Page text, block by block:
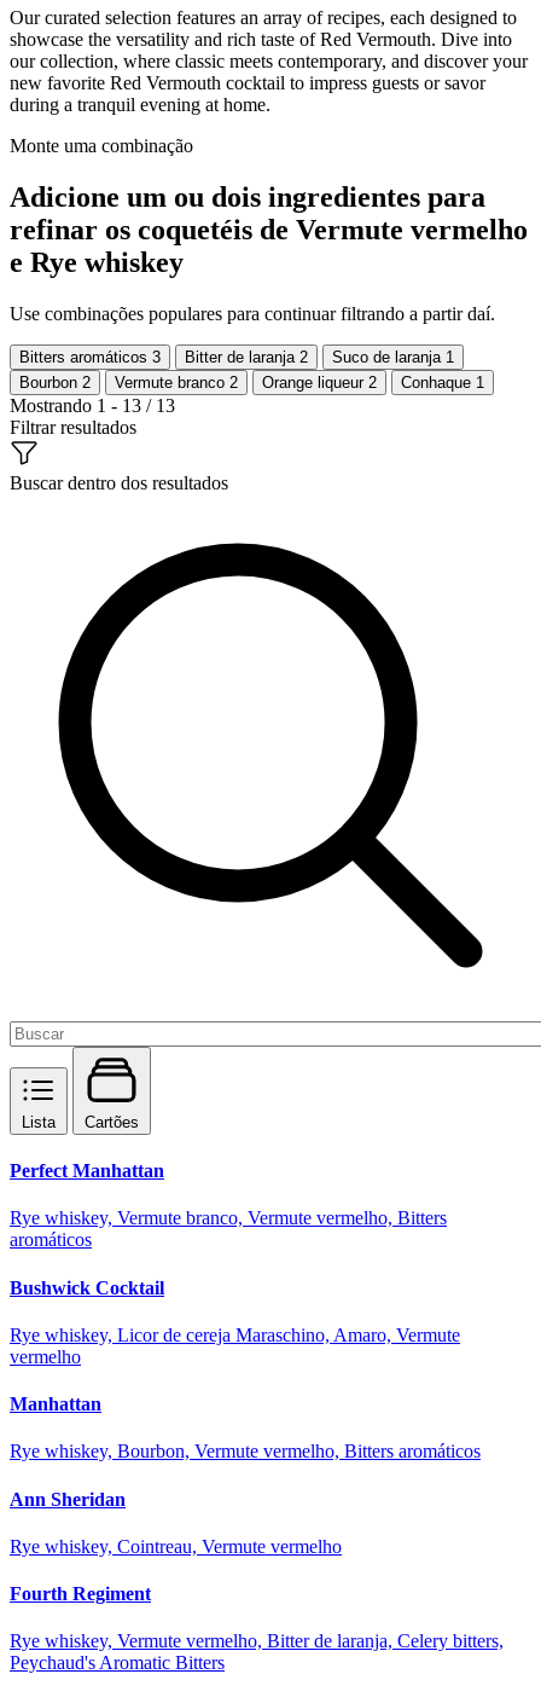
Our curated selection features an array of recipes, each designed to
showcase the versatility and rich taste of Red Vermouth. Dive into
our collection, where classic meets contemporary, and discover your
new favorite Red Vermouth cocktail to impress guests or savor
during a tranquil evening at home.
Monte uma combinação
Adicione um ou dois ingredientes para
refinar os coquetéis de Vermute vermelho
e Rye whiskey
Use combinações populares para continuar filtrando a partir daí.
Bitters aromáticos 3 Bitter de laranja 2 Suco de laranja 1
Bourbon 2 Vermute branco 2 Orange liqueur 2 Conhaque 1
Mostrando 1 - 13 / 13
Filtrar resultados
Buscar dentro dos resultados
Lista Cartões
Perfect Manhattan
Rye whiskey, Vermute branco, Vermute vermelho, Bitters
aromáticos
Bushwick Cocktail
Rye whiskey, Licor de cereja Maraschino, Amaro, Vermute
vermelho
Manhattan
Rye whiskey, Bourbon, Vermute vermelho, Bitters aromáticos
Ann Sheridan
Rye whiskey, Cointreau, Vermute vermelho
Fourth Regiment
Rye whiskey, Vermute vermelho, Bitter de laranja, Celery bitters,
Peychaud's Aromatic Bitters